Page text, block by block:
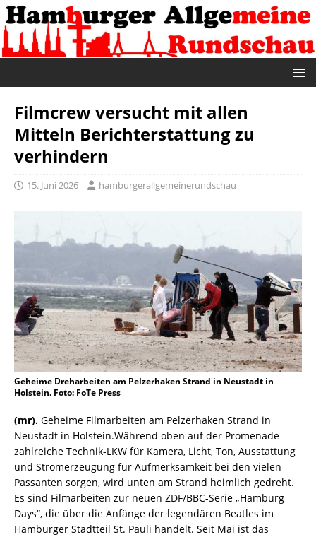
Filmcrew versucht mit allen
Mitteln Berichterstattung zu
verhindern
15. Juni 2026 hamburgerallgemeinerundschau
Geheime Dreharbeiten am Pelzerhaken Strand in Neustadt in
Holstein. Foto: FoTe Press
(mr). Geheime Filmarbeiten am Pelzerhaken Strand in
Neustadt in Holstein.Während oben auf der Promenade
zahlreiche Technik-LKW für Kamera, Licht, Ton, Ausstattung
und Stromerzeugung für Aufmerksamkeit bei den vielen
Passanten sorgen, wird unten am Strand heimlich gedreht.
Es sind Filmarbeiten zur neuen ZDF/BBC-Serie „Hamburg
Days“, die über die Anfänge der legendären Beatles im
Hamburger Stadtteil St. Pauli handelt. Seit Mai ist das